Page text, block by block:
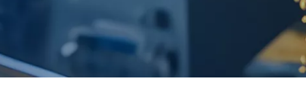
y de origen vegetal
y snacks para mascotas
acuática
Productos químicos textiles
Productos químicos electrónicos
Freidoras Industriales